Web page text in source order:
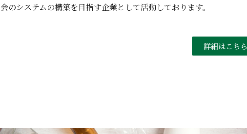
会のシステムの構築を目指す企業として活動しております。
詳細はこちら